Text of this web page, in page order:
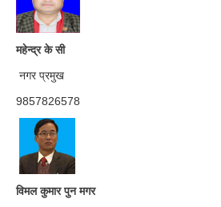
महेन्द्र के सी
नगर प्रमुख
9857826578
विमल कुमार पुन मगर